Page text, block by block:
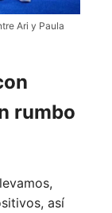
Ari y Paula
rumbo
así